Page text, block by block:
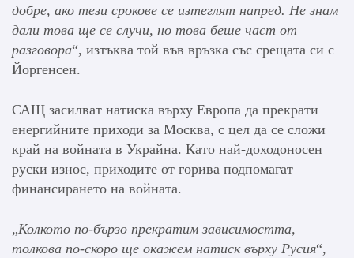
добре, ако тези срокове се изтеглят напред. Не знам
дали това ще се случи, но това беше част от
разговора“, изтъква той във връзка със срещата си с
Йоргенсен.
САЩ засилват натиска върху Европа да прекрати
енергийните приходи за Москва, с цел да се сложи
край на войната в Украйна. Като най-доходоносен
руски износ, приходите от горива подпомагат
финансирането на войната.
„Колкото по-бързо прекратим зависимостта,
толкова по-скоро ще окажем натиск върху Русия“,